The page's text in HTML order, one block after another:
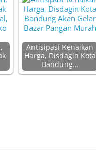
Antisipasi Kenaikan
Harga, Disdagin Kota
Bandung…